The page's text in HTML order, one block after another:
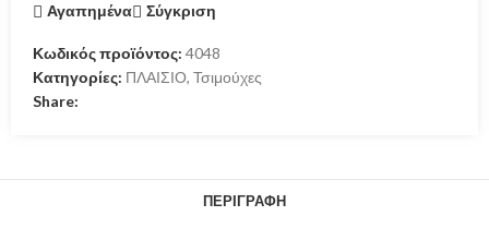
Αγαπημένα Σύγκριση
Κωδικός προϊόντος: 4048
Κατηγορίες: ΠΛΑΙΣΙΟ, Τσιμούχες
Share:
ΠΕΡΙΓΡΑΦΉ